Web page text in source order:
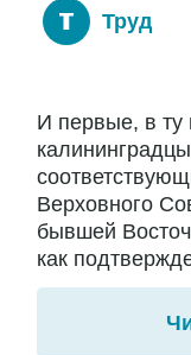
Труд
И первые, в ту
Верховного
бывшей
как